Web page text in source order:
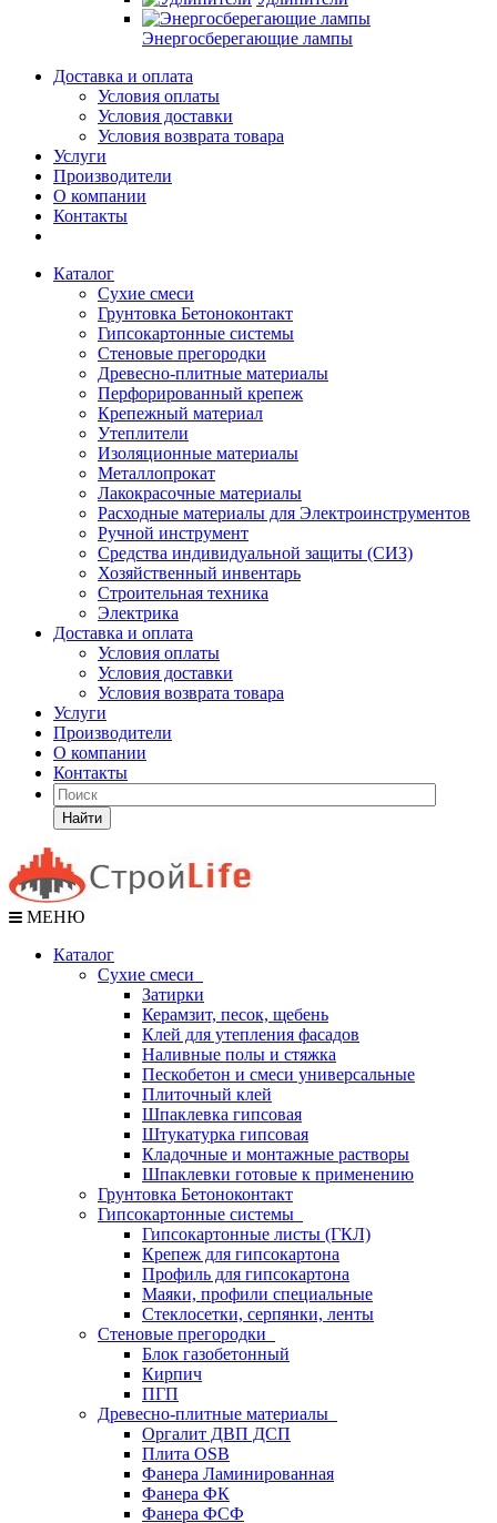
Энергосберегающие лампы
Доставка и оплата
Условия оплаты
Условия доставки
Условия возврата товара
Услуги
Производители
О компании
Контакты
Каталог
Сухие смеси
Грунтовка Бетоноконтакт
Гипсокартонные системы
Стеновые прегородки
Древесно-плитные материалы
Перфорированный крепеж
Крепежный материал
Утеплители
Изоляционные материалы
Металлопрокат
Лакокрасочные материалы
Расходные материалы для Электроинструментов
Ручной инструмент
Средства индивидуальной защиты (СИЗ)
Хозяйственный инвентарь
Строительная техника
Электрика
Доставка и оплата
Условия оплаты
Условия доставки
Условия возврата товара
Услуги
Производители
О компании
Контакты
Найти
МЕНЮ
Каталог
Сухие смеси
Затирки
Керамзит, песок, щебень
Клей для утепления фасадов
Наливные полы и стяжка
Пескобетон и смеси универсальные
Плиточный клей
Шпаклевка гипсовая
Штукатурка гипсовая
Кладочные и монтажные растворы
Шпаклевки готовые к применению
Грунтовка Бетоноконтакт
Гипсокартонные системы
Гипсокартонные листы (ГКЛ)
Крепеж для гипсокартона
Профиль для гипсокартона
Маяки, профили специальные
Стеклосетки, серпянки, ленты
Стеновые прегородки
Блок газобетонный
Кирпич
ПГП
Древесно-плитные материалы
Оргалит ДВП ДСП
Плита OSB
Фанера Ламинированная
Фанера ФК
Фанера ФСФ